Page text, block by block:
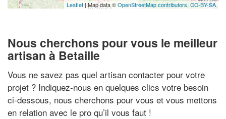
Leaflet| Map data ©OpenStreetMap contributors, CC-BY-SA
Nous cherchons pour vous le meilleur
artisan à Betaille
Vous ne savez pas quel artisan contacter pour votre
projet ? Indiquez-nous en quelques clics votre besoin
ci-dessous, nous cherchons pour vous et vous mettons
en relation avec le pro qu’il vous faut !